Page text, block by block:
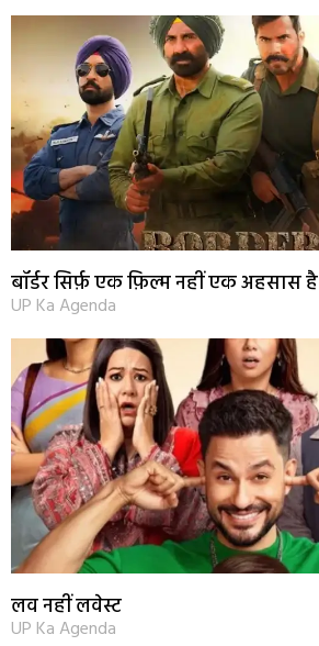
बॉर्डर सिर्फ़ एक फ़िल्म नहीं एक अहसास है
UP Ka Agenda
लव नहीं लवेस्ट
UP Ka Agenda